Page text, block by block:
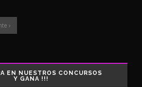
›
EN NUESTROS CONCURSOS
Y GANA !!!